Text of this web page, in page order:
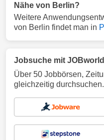
Nähe von Berlin?
Weitere
von Berlin findet man in
Jobsuche mit JOBworld
Über 50 Jobbörsen,
gleichzeitig durchsuchen.